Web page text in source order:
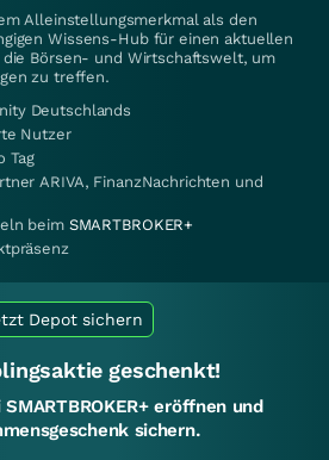
Alleinstellungsmerkmal als den
Wissens-Hub für einen aktuellen
Börsen- und Wirtschaftswelt, um
zu treffen.
Deutschlands
Nutzer
Tag
ARIVA, FinanzNachrichten und
beim SMARTBROKER+
Depot sichern
geschenkt!
eröffnen und
sichern.